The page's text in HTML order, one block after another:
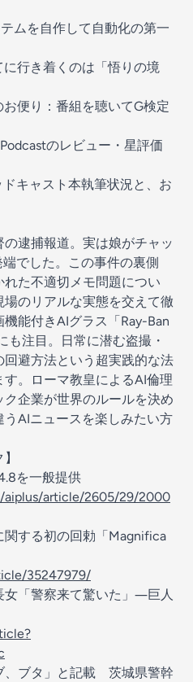
ムを自作して自動化の第一
行き着くのは「悟りの境
便り：番組を聴いてG検定
のレビュー・星評価
キャスト本執筆状況と、お
逮捕報道。実は娘がチャッ
端でした。この事件の裏側
た不適切メモ問題につい
のリアルな実態を交えて徹
能付きAIグラス「Ray-Ban
も注目。日常に潜む盗撮・
避方法という超実践的な法
。ローマ教皇によるAI倫理
企業が世界のルールを決め
AIニュースを楽しみたい方
を一般提供
article/2605/29/2000
関する初の回勅「Magnifica
35247979/
「警察来て驚いた」―巨人
、ブタ」と記載 茨城県警幹